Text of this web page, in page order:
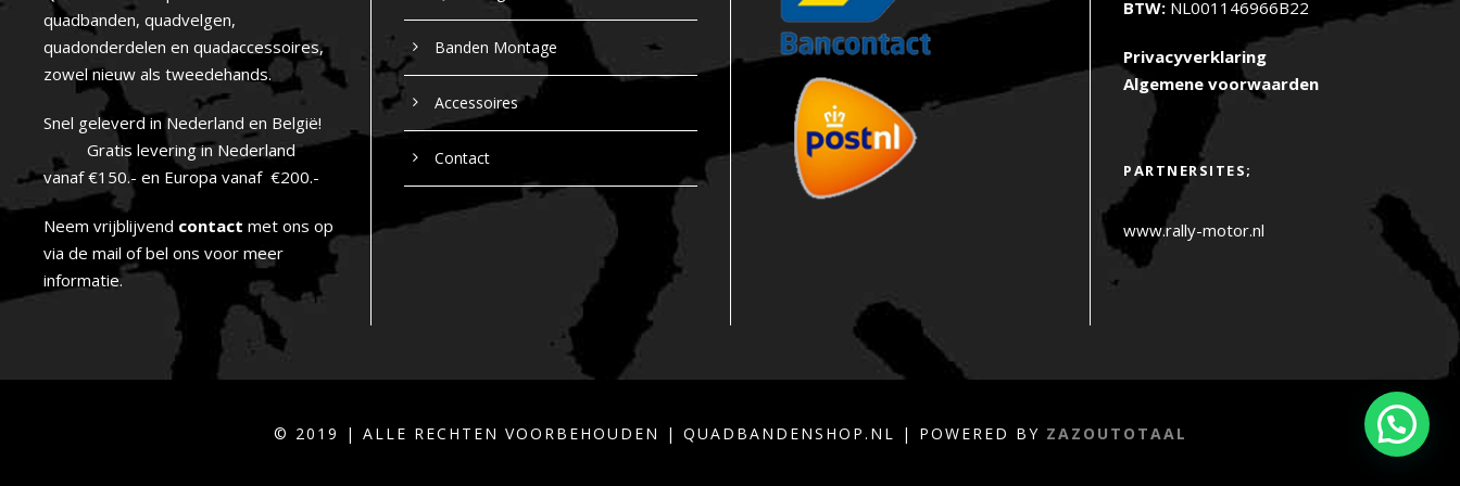
y
quadbanden, quadvelgen,
quadonderdelen en quadaccessoires,
zowel nieuw als tweedehands.
Snel geleverd in Nederland en België!
Gratis levering in Nederland
vanaf €150.- en Europa vanaf €200.-
Neem vrijblijvend contact met ons op
via de mail of bel ons voor meer
informatie.
Banden Montage
Accessoires
Contact
BTW: NL001146966B22
Privacyverklaring
Algemene voorwaarden
PARTNERSITES;
www.rally-motor.nl
© 2019 | ALLE RECHTEN VOORBEHOUDEN | QUADBANDENSHOP.NL | POWERED BY ZAZOUTOTAAL